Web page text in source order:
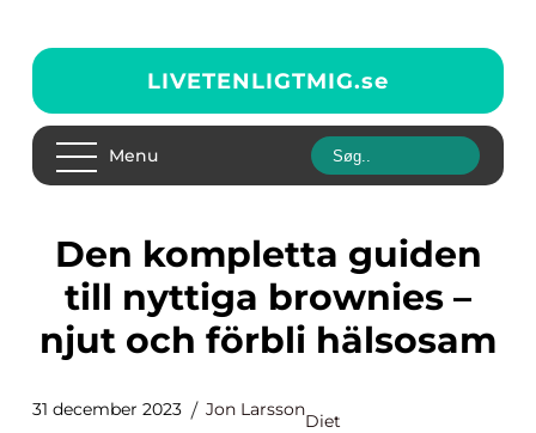
LIVETENLIGTMIG.se
Menu
Den kompletta guiden
till nyttiga brownies –
njut och förbli hälsosam
31 december 2023 Jon Larsson
Diet